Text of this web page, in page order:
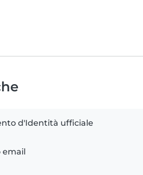
d'Identità ufficiale
email